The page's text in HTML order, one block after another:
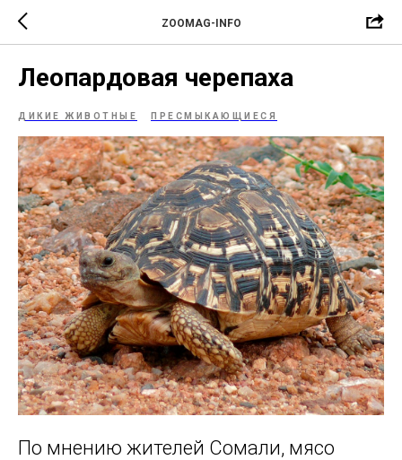
ZOOMAG-INFO
Леопардовая черепаха
ДИКИЕ ЖИВОТНЫЕ ПРЕСМЫКАЮЩИЕСЯ
По мнению жителей Сомали, мясо